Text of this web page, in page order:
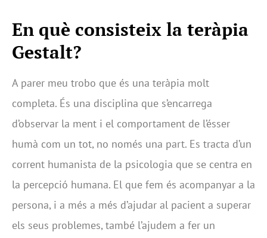
En què consisteix la teràpia
Gestalt?
A parer meu trobo que és una teràpia molt
completa. És una disciplina que s’encarrega
d’observar la ment i el comportament de l’ésser
humà com un tot, no només una part. Es tracta d’un
corrent humanista de la psicologia que se centra en
la percepció humana. El que fem és acompanyar a la
persona, i a més a més d’ajudar al pacient a superar
els seus problemes, també l’ajudem a fer un